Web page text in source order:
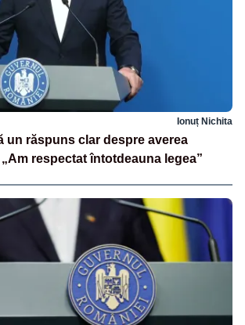
Ionuț Nichita
un răspuns clar despre averea
respectat întotdeauna legea”